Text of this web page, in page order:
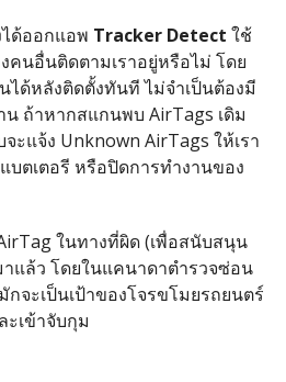
ด้ออกแอพ Tracker Detect ใช้
คนอื่นติดตามเราอยู่หรือไม่ โดย
ด้หลังติดตั้งทันที ไม่จำเป็นต้องมี
น ถ้าหากสแกนพบ AirTags เดิม
ะแจ้ง Unknown AirTags ให้เรา
บตเตอรี หรือปิดการทำงานของ
ในทางที่ผิด (เพื่อสนับสนุน
แล้ว โดยในแคนาดาตำรวจซ่อน
จะเป็นเป้าของโจรขโมยรถยนตร์
เข้าจับกุม